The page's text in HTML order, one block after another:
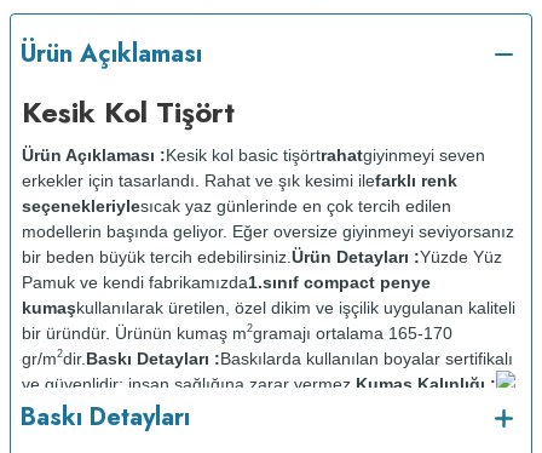
Ürün Açıklaması
Kesik Kol Tişört
Ürün Açıklaması :Kesik kol basic tişörtrahatgiyinmeyi seven
erkekler için tasarlandı. Rahat ve şık kesimi ilefarklı renk
seçenekleriylesıcak yaz günlerinde en çok tercih edilen
modellerin başında geliyor. Eğer oversize giyinmeyi seviyorsanız
bir beden büyük tercih edebilirsiniz. Ürün Detayları :Yüzde Yüz
Pamuk ve kendi fabrikamızda1.sınıf compact penye
kumaşkullanılarak üretilen, özel dikim ve işçilik uygulanan kaliteli
bir üründür. Ürünün kumaş m2gramajı ortalama 165-170
gr/m2dir. Baskı Detayları :Baskılarda kullanılan boyalar sertifikalı
ve güvenlidir; insan sağlığına zarar vermez. Kumaş Kalınlığı :
Bakım : Kısa programda maksimum 30
Kuru temizleme yapılmaz.
Baskı Detayları